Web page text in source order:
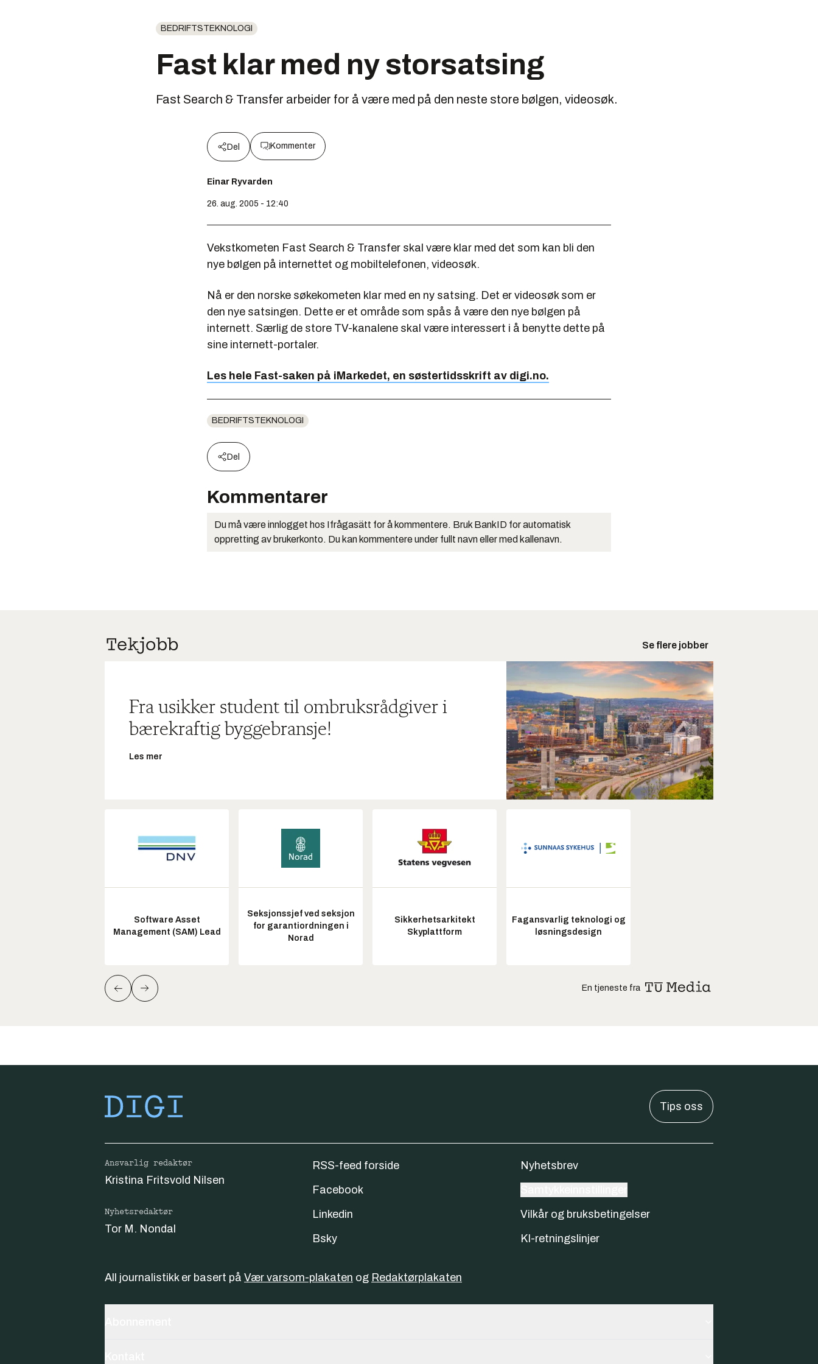
BEDRIFTSTEKNOLOGI
Fast klar med ny storsatsing
Fast Search & Transfer arbeider for å være med på den neste store bølgen, videosøk.
Del Kommenter
Einar Ryvarden
26. aug. 2005 - 12:40
Vekstkometen Fast Search & Transfer skal være klar med det som kan bli den
nye bølgen på internettet og mobiltelefonen, videosøk.
Nå er den norske søkekometen klar med en ny satsing. Det er videosøk som er
den nye satsingen. Dette er et område som spås å være den nye bølgen på
internett. Særlig de store TV-kanalene skal være interessert i å benytte dette på
sine internett-portaler.
Les hele Fast-saken på iMarkedet, en søstertidsskrift av digi.no.
BEDRIFTSTEKNOLOGI
Del
Kommentarer
Du må være innlogget hos Ifrågasätt for å kommentere. Bruk BankID for automatisk
oppretting av brukerkonto. Du kan kommentere under fullt navn eller med kallenavn.
Se flere jobber
Fra usikker student til ombruksrådgiver i
bærekraftig byggebransje!
Les mer
Software Asset
Management (SAM) Lead
Seksjonssjef ved seksjon
for garantiordningen i
Norad
Sikkerhetsarkitekt
Skyplattform
Fagansvarlig teknologi og
løsningsdesign
En tjeneste fra
Tips oss
Ansvarlig redaktør
Kristina Fritsvold Nilsen
Nyhetsredaktør
Tor M. Nondal
RSS-feed forside
Facebook
Linkedin
Bsky
Nyhetsbrev
Vilkår og bruksbetingelser
KI-retningslinjer
All journalistikk er basert på Vær varsom-plakaten og Redaktørplakaten